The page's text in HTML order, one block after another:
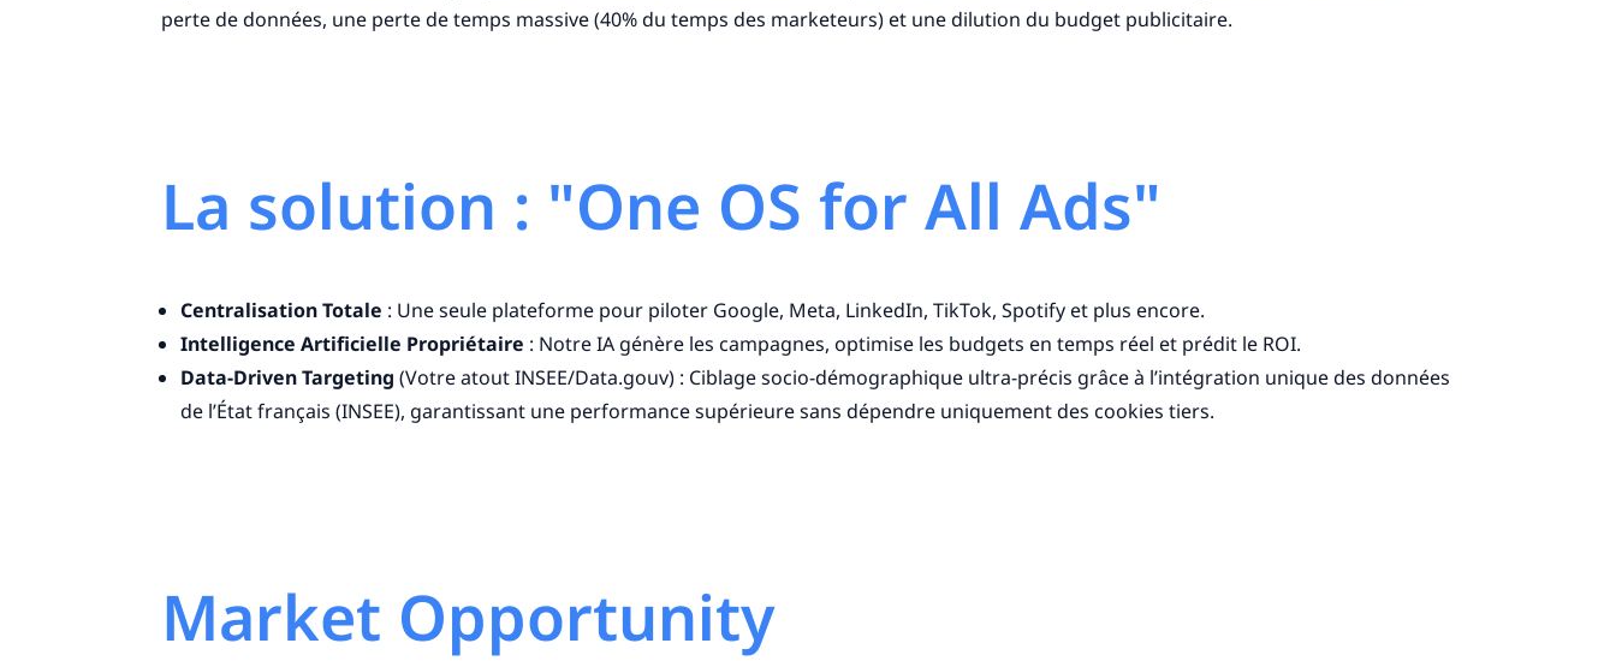
perte de données, une perte de temps massive (40% du temps des marketeurs) et une dilution du budget publicitaire.
La solution : "One OS for All Ads"
Centralisation Totale : Une seule plateforme pour piloter Google, Meta, LinkedIn, TikTok, Spotify et plus encore.
Intelligence Artificielle Propriétaire : Notre IA génère les campagnes, optimise les budgets en temps réel et prédit le ROI.
Data-Driven Targeting (Votre atout INSEE/Data.gouv) : Ciblage socio-démographique ultra-précis grâce à l’intégration unique des données
de l’État français (INSEE), garantissant une performance supérieure sans dépendre uniquement des cookies tiers.
Market Opportunity